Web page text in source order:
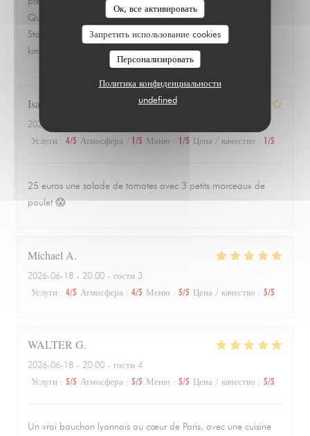
Ок, все активировать
Запретить использование cookies
Персонализировать
Политика конфиденциальности
undefined
Quiet, quaint room that feels tucked away from everything.
Staff was warm, attentive, and never overbearing. This is the
kind of place you remember and go back to.
Isabelle
2026-06-24
Услуги : 4/5 Атмосфера : 1/5 Меню : 1/5 Цена / качество : 1/5
25 euros une salade de tomates avec 3 petits morceaux de
poulet 😱
Michael A
2026-06-18 - 20:00 - гости 3
Услуги : 4/5 Атмосфера : 4/5 Меню : 5/5 Цена / качество : 5/5
WALTER G
2026-06-18 - 20:00 - гости 4
Услуги : 5/5 Атмосфера : 5/5 Меню : 5/5 Цена / качество : 5/5
Un vrai bouchon lyonnais au cœur de Paris, avec une cuisine